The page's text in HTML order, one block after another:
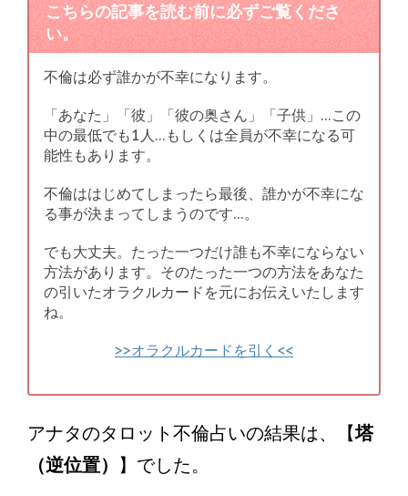
こちらの記事を読む前に必ずご覧くださ
い。
不倫は必ず誰かが不幸になります。
「あなた」「彼」「彼の奥さん」「子供」…この
中の最低でも1人…もしくは全員が不幸になる可
能性もあります。
不倫ははじめてしまったら最後、誰かが不幸にな
る事が決まってしまうのです…。
でも大丈夫。たった一つだけ誰も不幸にならない
方法があります。そのたった一つの方法をあなた
の引いたオラクルカードを元にお伝えいたします
ね。
>>オラクルカードを引く<<
アナタのタロット不倫占いの結果は、【塔
（逆位置） 】でした。